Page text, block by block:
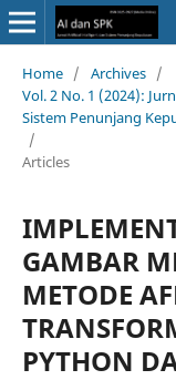
Home / Archives /
Vol. 2 No. 1 (2024):
Sistem Penunjang
/
Articles
GAMBAR
METODE
PYTHON